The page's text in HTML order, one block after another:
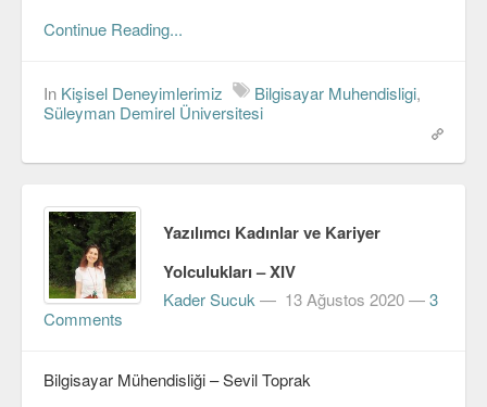
Continue Reading...
In Kişisel Deneyimlerimiz Bilgisayar Muhendisligi,
Süleyman Demirel Üniversitesi
Yazılımcı Kadınlar ve Kariyer
Yolculukları – XIV
Kader Sucuk — 13 Ağustos 2020—3
Comments
Bilgisayar Mühendisliği – Sevil Toprak